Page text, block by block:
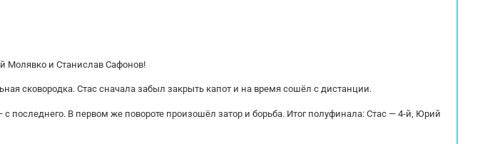
Молявко и Станислав Сафонов!
сковородка. Стас сначала забыл закрыть капот и на время сошёл с дистанции.
последнего. В первом же повороте произошёл затор и борьба. Итог полуфинала: Стас — 4-й, Юрий